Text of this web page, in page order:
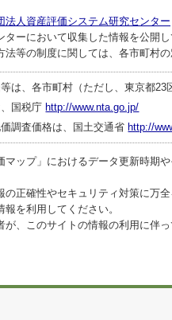
法人資産評価システム研究センター
ーにおいて収集した情報を公開し
等の制度に関しては、各市町村
は、各市町村（ただし、東京都23
国税庁 http://www.nta.go.jp/
調査価格は、国土交通省 http://
ップ」におけるデータ更新時期
正確性やセキュリティ対策に万
を利用してください。
、このサイトの情報の利用に伴